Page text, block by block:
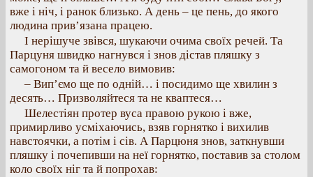
вже і ніч, і ранок близько. А день – це пень, до якого
людина прив’язана працею.
І нерішуче звівся, шукаючи очима своїх речей. Та
Парцуня швидко нагнувся і знов дістав пляшку з
самогоном та й весело вимовив:
– Вип’ємо ще по одній… і посидимо ще хвилин з
десять… Призволяйтеся та не кваптеся…
Шелестіян протер вуса правою рукою і вже,
примирливо усміхаючись, взяв горнятко і вихилив
навстоячки, а потім і сів. А Парцюня знов, заткнувши
пляшку і почепивши на неї горнятко, поставив за столом
коло своїх ніг та й попрохав: